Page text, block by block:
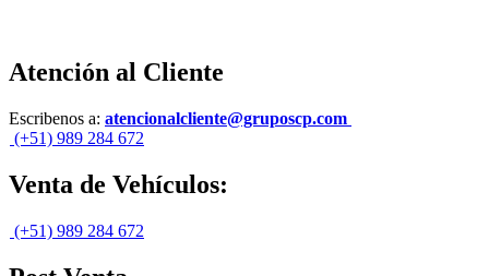
Atención al Cliente
Escribenos a: atencionalcliente@gruposcp.com
(+51) 989 284 672
Venta de Vehículos:
(+51) 989 284 672